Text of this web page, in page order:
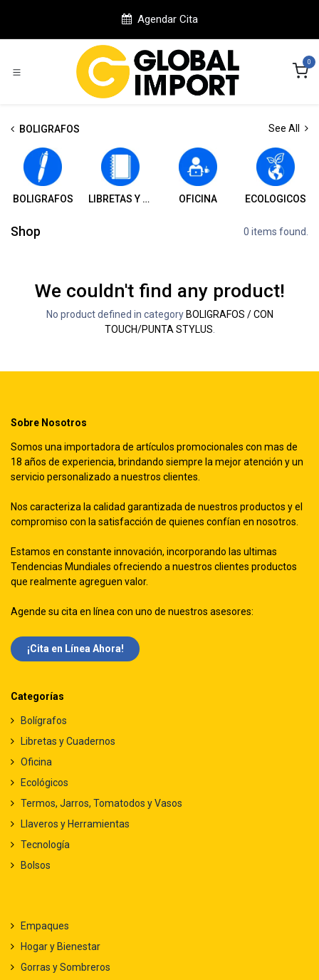
Agendar Cita
0
BOLIGRAFOS See All
BOLIGRAFOS LIBRETAS Y CUADERNOS OFICINA ECOLOGICOS
Shop 0 items found.
We couldn't find any product!
No product defined in category BOLIGRAFOS / CON
TOUCH/PUNTA STYLUS
Sobre Nosotros
Somos una importadora de artículos promocionales con mas de
18 años de experiencia, brindando siempre la mejor atención y un
servicio personalizado a nuestros clientes.
Nos caracteriza la calidad garantizada de nuestros productos y el
compromiso con la satisfacción de quienes confían en nosotros.
Estamos en constante innovación, incorporando las ultimas
Tendencias Mundiales ofreciendo a nuestros clientes productos
que realmente agreguen valor.
Agende su cita en línea con uno de nuestros asesores:
¡Cita en Línea Ah​​ora!
Categorías
Bolígrafos
Libretas y Cuadernos
Oficina
Ecológicos
Termos, Jarros, Tomatodos y Vasos
Llaveros y Herramientas
Tecnología
Bolsos
Empaques
Hogar y Bienestar
Gorras y Sombreros